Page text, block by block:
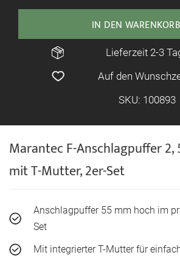
Marantec F-Anschlagpuffer 2,
mit T-Mutter, 2er-Set
IN DEN WARENKORB
Lieferzeit 2-3
Auf den
SKU: 100893
Anschlagpuffer 55 mm hoch im
Set
Mit integrierter T-Mutter für